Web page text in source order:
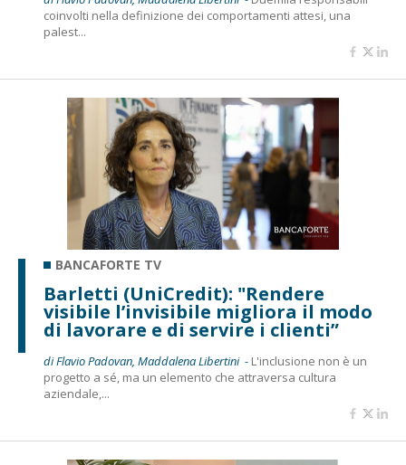
coinvolti nella definizione dei comportamenti attesi, una
palest...
BANCAFORTE TV
Barletti (UniCredit): "Rendere
visibile l’invisibile migliora il modo
di lavorare e di servire i clienti”
di Flavio Padovan, Maddalena Libertini - L'inclusione non è un
progetto a sé, ma un elemento che attraversa cultura
aziendale,...